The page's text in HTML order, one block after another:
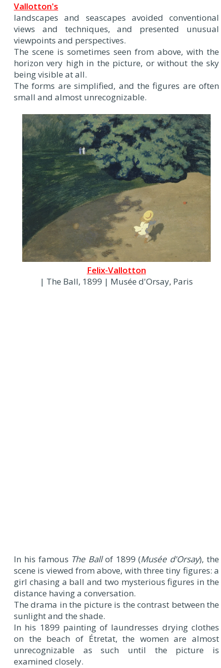
Vallotton's
landscapes and seascapes avoided conventional
views and techniques, and presented unusual
viewpoints and perspectives.
The scene is sometimes seen from above, with the
horizon very high in the picture, or without the sky
being visible at all.
The forms are simplified, and the figures are often
small and almost unrecognizable.
Felix-Vallotton
| The Ball, 1899 | Musée d'Orsay, Paris
In his famous The Ballof 1899 (Musée d'Orsay), the
scene is viewed from above, with three tiny figures: a
girl chasing a ball and two mysterious figures in the
distance having a conversation.
The drama in the picture is the contrast between the
sunlight and the shade.
In his 1899 painting of laundresses drying clothes
on the beach of Étretat, the women are almost
unrecognizable as such until the picture is
examined closely.